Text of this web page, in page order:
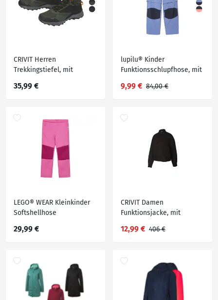
CRIVIT Herren
Trekkingstiefel, mit
Einlegesohle
35,99 €
lupilu® Kinder
Funktionsschlupfhose, mit
9,99 € 84,00 €
LEGO® WEAR Kleinkinder
Softshellhose
29,99 €
CRIVIT Damen
Funktionsjacke, mit
12,99 € 406 €